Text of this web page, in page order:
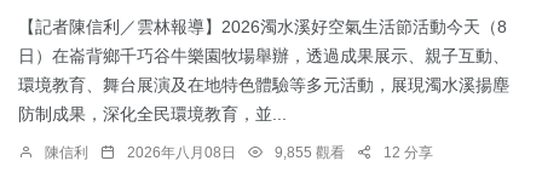
【記者陳信利／雲林報導】2026濁水溪好空氣生活節活動今天（8
日）在崙背鄉千巧谷牛樂園牧場舉辦，透過成果展示、親子互動、
環境教育、舞台展演及在地特色體驗等多元活動，展現濁水溪揚塵
防制成果，深化全民環境教育，並...
陳信利 2026年八月08日 9,855 觀看 12 分享